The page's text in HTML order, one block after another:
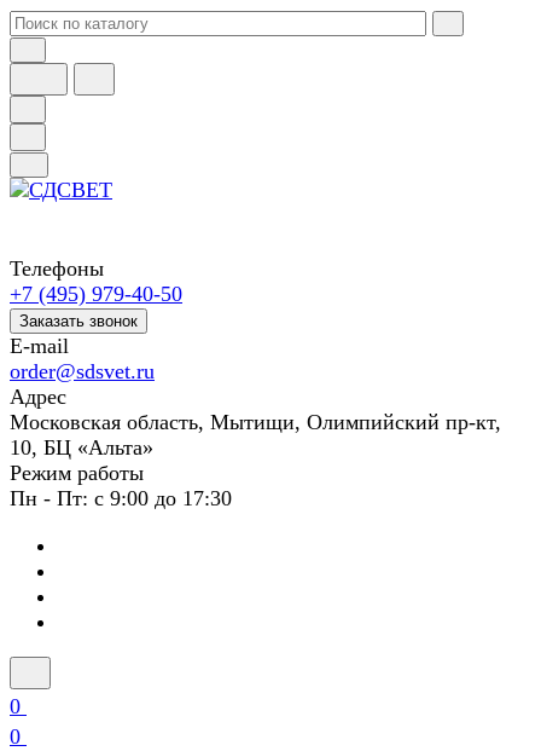
Телефоны
+7 (495) 979-40-50
Заказать звонок
E-mail
order@sdsvet.ru
Адрес
Московская область, Мытищи, Олимпийский пр-кт,
10, БЦ «Альта»
Режим работы
Пн - Пт: с 9:00 до 17:30
0
0